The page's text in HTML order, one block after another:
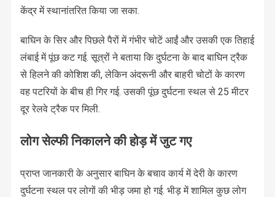
केंद्र में स्थानांतरित किया जा सका.
बाघिन के सिर और पिछले पैरों में गंभीर चोटें आईं और उसकी एक तिहाई
लंबाई में पूंछ कट गई. सूत्रों ने बताया कि दुर्घटना के बाद बाघिन ट्रैक
से हिलने की कोशिश की, लेकिन अंदरूनी और बाहरी चोटों के कारण
वह पटरियों के बीच ही गिर गई. उसकी पूंछ दुर्घटना स्थल से 25 मीटर
दूर रेलवे ट्रैक पर मिली.
लोग सेल्फी निकालने की होड़ में जुट गए
प्राप्त जानकारी के अनुसार बाघिन के बचाव कार्य में देरी के कारण
दुर्घटना स्थल पर लोगों की भीड़ जमा हो गई. भीड़ में शामिल कुछ लोग